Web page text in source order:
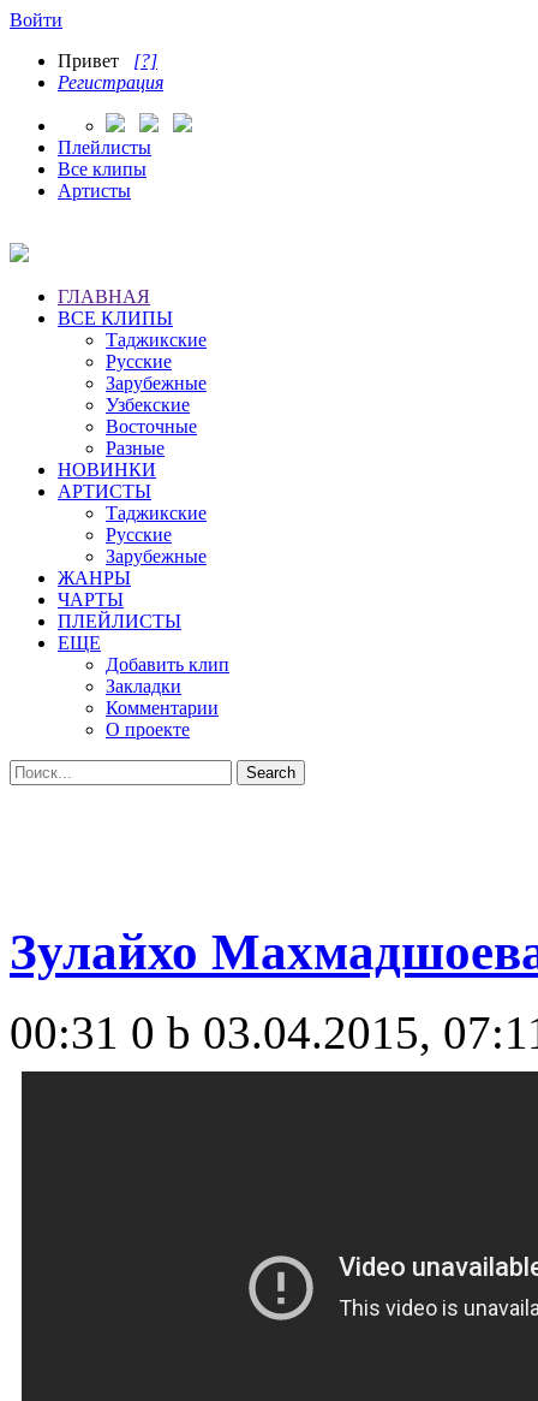
Войти
Привет [?]
Регистрация
Плейлисты
Все клипы
Артисты
ГЛАВНАЯ
ВСЕ КЛИПЫ
Таджикские
Русские
Зарубежные
Узбекские
Восточные
Разные
НОВИНКИ
АРТИСТЫ
Таджикские
Русские
Зарубежные
ЖАНРЫ
ЧАРТЫ
ПЛЕЙЛИСТЫ
ЕЩЕ
Добавить клип
Закладки
Комментарии
О проекте
Зулайхо
00:31 0 b 03.04.2015,